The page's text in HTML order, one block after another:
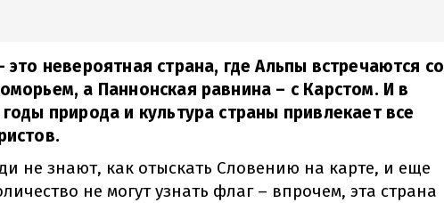
это невероятная страна, где Альпы встречаются со
а Паннонская равнина – с Карстом. И в
природа и культура страны привлекает все
не знают, как отыскать Словению на карте, и еще
не могут узнать флаг – впрочем, эта страна